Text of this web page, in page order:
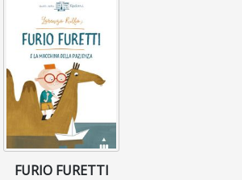
FURIO FURETTI